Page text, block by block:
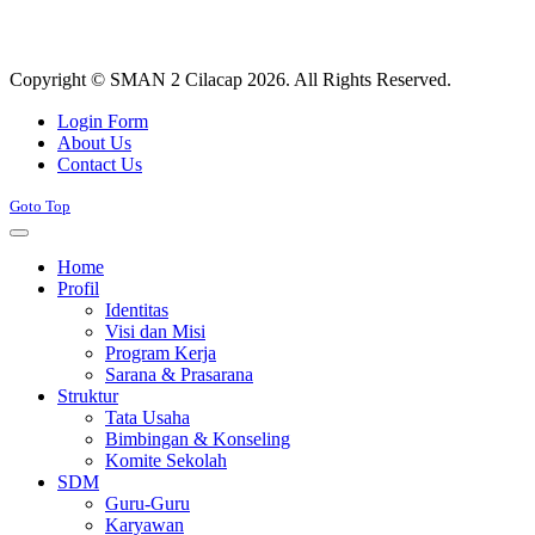
Copyright © SMAN 2 Cilacap 2026. All Rights Reserved.
Login Form
About Us
Contact Us
Goto Top
Home
Profil
Identitas
Visi dan Misi
Program Kerja
Sarana & Prasarana
Struktur
Tata Usaha
Bimbingan & Konseling
Komite Sekolah
SDM
Guru-Guru
Karyawan